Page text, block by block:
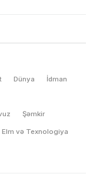
Dünya İdman
Şəmkir
Elm və Texnologiya